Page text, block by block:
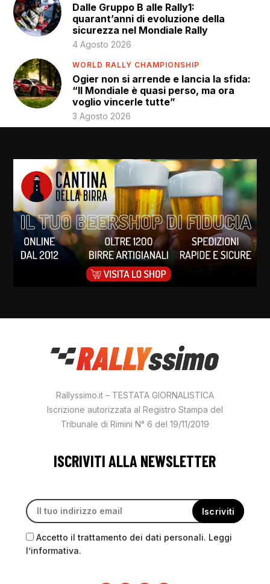
Dalle Gruppo B alle Rally1:
quarant’anni di evoluzione della
sicurezza nel Mondiale Rally
4 Agosto 2026
WORLD RALLY CHAMPIONSHIP
Ogier non si arrende e lancia la sfida:
“Il Mondiale è quasi perso, ma ora
voglio vincerle tutte”
3 Agosto 2026
Rallyssimo.it – TESTATA GIORNALISTICA
Iscrizione autorizzata al Registro Stampa del
Tribunale di Rimini N° 6 del 19/11/2019
ISCRIVITI ALLA NEWSLETTER
Accetto il trattamento dei dati personali. Leggi
l’informativa.